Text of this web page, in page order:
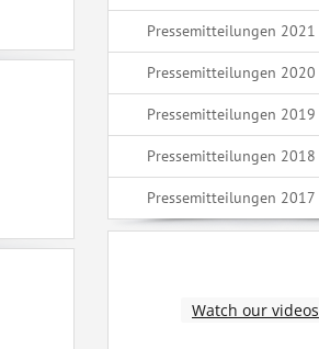
Pressemitteilungen 2021
Pressemitteilungen 2020
Pressemitteilungen 2019
Pressemitteilungen 2018
Pressemitteilungen 2017
Watch our videos